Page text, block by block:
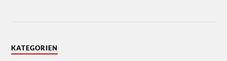
KATEGORIEN